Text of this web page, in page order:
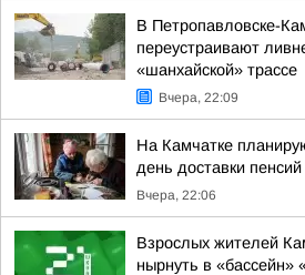
В Петропавловске-
переустраивают
«шанхайской» трассе
Вчера, 22:09
На Камчатке
день доставки
Вчера, 22:06
Взрослых жителей
нырнуть в